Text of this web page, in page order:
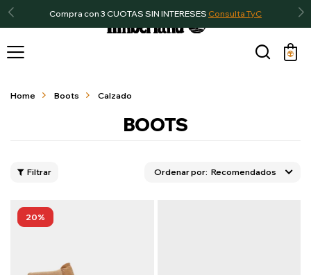
Compra con 3 CUOTAS SIN INTERESES Consulta TyC

Home Boots Calzado
BOOTS
Recomendados
20